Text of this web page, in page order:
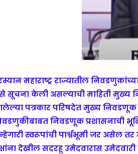
महाराष्ट्र राज्यातील
सूचना केली असल्याची माहिती मुख्य
पत्रकार परिषदेत मुख्य निवडणूक
निवडणूक प्रशासनाची
स्वरूपांची पार्श्वभूमी जर असेल
देखील सदरहू उमेदवारास